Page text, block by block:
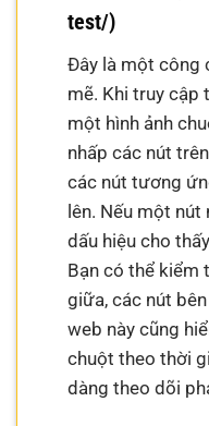
test/)
Đây là một công
mẽ. Khi truy cập
một hình ảnh
nhấp các nút
các nút tương
lên. Nếu một
dấu hiệu cho
Bạn có thể kiểm
giữa, các nút
web này cũng
chuột theo thời
dàng theo dõi